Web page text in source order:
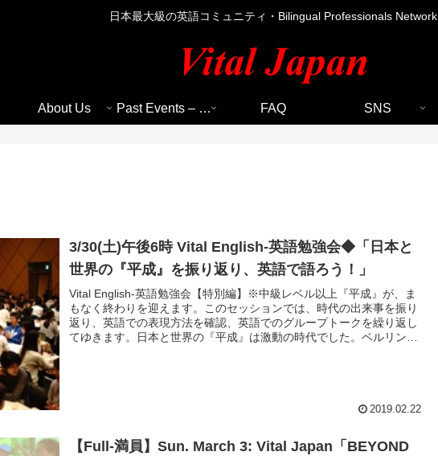
日本最大級の英語コミュニティ・Bilingual Professionals Network
About Us Past Events – 過去のイベント FAQ SNS
3/30(土)午後6時 Vital English-英語勉強会◆「日本と
世界の『平成』を振り返り、英語で語ろう！」
Vital English-英語勉強会【特別編】※中級レベル以上『平成』が、ま
もなく終わりを迎えます。このセッションでは、時代の出来事を振り
返り、英語での表現方法を確認、英語でのグループトークを繰り返し
てゆきます。日本と世界の『平成』は激動の時代でした。ベルリンの
2019.02.22
【Full-満員】Sun. March 3: Vital Japan「BEYOND